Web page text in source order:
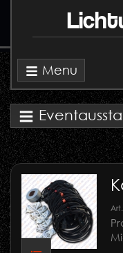
Menu